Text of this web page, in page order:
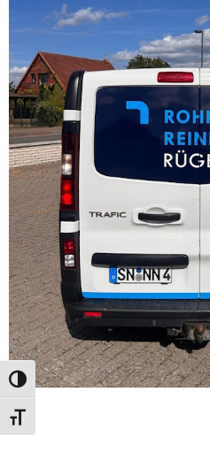
Umschalten auf hohe Kontraste
Schrift vergrößern